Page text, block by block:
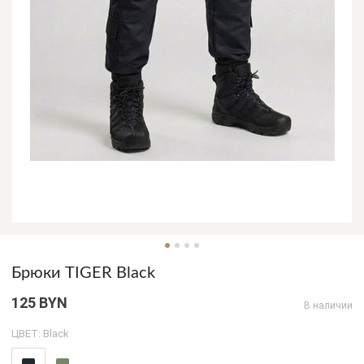
Брюки TIGER Black
125 BYN В наличии
ЦВЕТ: Black